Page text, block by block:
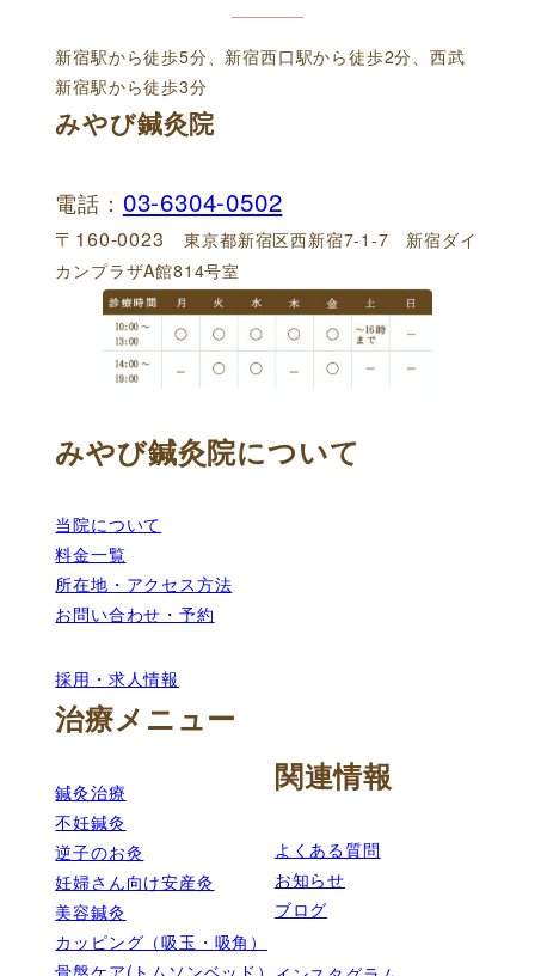
新宿駅から徒歩5分、新宿西口駅から徒歩2分、西武
新宿駅から徒歩3分
みやび鍼灸院
電話： 03-6304-0502
〒160-0023東京都新宿区西新宿7-1-7 新宿ダイ
カンプラザA館814号室
みやび鍼灸院について
当院について
料金一覧
所在地・アクセス方法
お問い合わせ・予約
採用・求人情報
治療メニュー
鍼灸治療
不妊鍼灸
逆子のお灸
妊婦さん向け安産灸
美容鍼灸
カッピング（吸玉・吸角）
骨盤ケア(トムソンベッド）
関連情報
よくある質問
お知らせ
ブログ